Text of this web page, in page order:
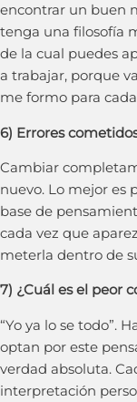
encontrar un buen
tenga una filosofía
de la cual puedes
a trabajar, porque
me formo para
6) Errores
Cambiar
nuevo. Lo mejor es
base de
cada vez que
meterla dentro de
7) ¿Cuál es el peor
“Yo ya lo se todo”.
optan por este
verdad absoluta.
interpretación